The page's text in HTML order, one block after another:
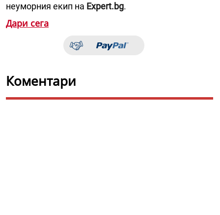
неуморния екип на Expert.bg.
Дари сега
Коментари